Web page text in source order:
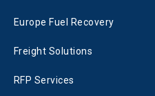
Europe Fuel Recovery
Freight Solutions
RFP Services